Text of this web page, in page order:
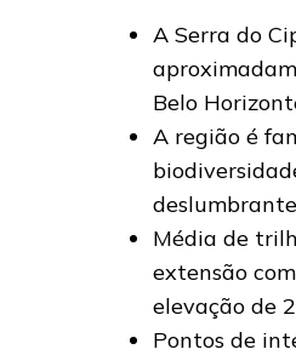
A Serra do
Belo
A região é
Média de
extensão
elevação de
Pontos de